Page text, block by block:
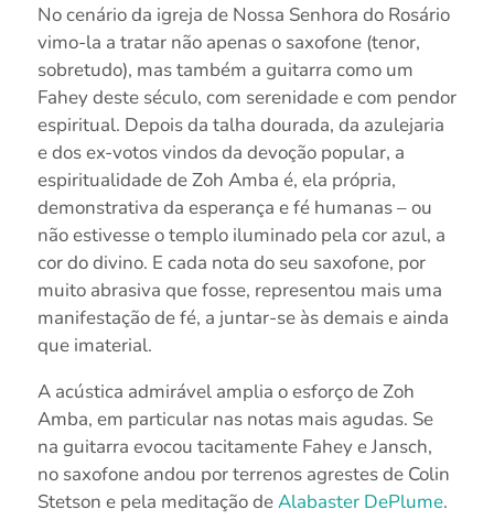
No cenário da igreja de Nossa Senhora do Rosário
vimo-la a tratar não apenas o saxofone (tenor,
sobretudo), mas também a guitarra como um
Fahey deste século, com serenidade e com pendor
espiritual. Depois da talha dourada, da azulejaria
e dos ex-votos vindos da devoção popular, a
espiritualidade de Zoh Amba é, ela própria,
demonstrativa da esperança e fé humanas – ou
não estivesse o templo iluminado pela cor azul, a
cor do divino. E cada nota do seu saxofone, por
muito abrasiva que fosse, representou mais uma
manifestação de fé, a juntar-se às demais e ainda
que imaterial.
A acústica admirável amplia o esforço de Zoh
Amba, em particular nas notas mais agudas. Se
na guitarra evocou tacitamente Fahey e Jansch,
no saxofone andou por terrenos agrestes de Colin
Stetson e pela meditação deAlabaster DePlume.